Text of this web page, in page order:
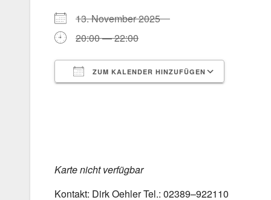
13. Novem­ber 2025
20:00 — 22:00
ZUM KALENDER HINZUFÜGEN
Kar­te nicht ver­füg­bar
Kon­takt: Dirk Oeh­ler Tel.: 02389–922110